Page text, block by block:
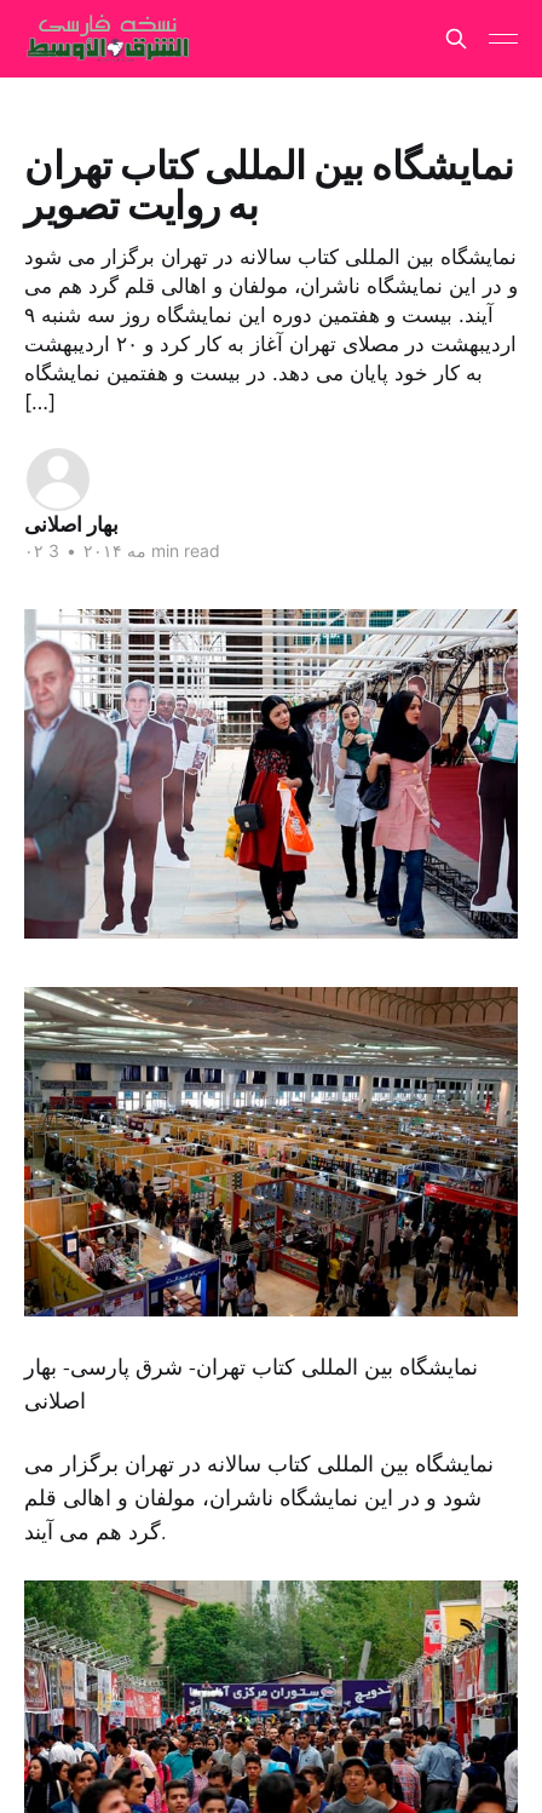
نمایشگاه بین المللی کتاب تهران
به روایت تصویر
نمایشگاه بین المللی کتاب سالانه در تهران برگزار می شود
و در این نمایشگاه ناشران، مولفان و اهالی قلم گرد هم می
آیند. بیست و هفتمین دوره این نمایشگاه روز سه شنبه ۹
اردیبهشت در مصلای تهران آغاز به کار کرد و ۲۰ اردیبهشت
به کار خود پایان می دهد. در بیست و هفتمین نمایشگاه
[…]
بهار اصلانی
۰۲ مه ۲۰۱۴ • 3 min read
نمایشگاه بین المللی کتاب تهران- شرق پارسی- بهار
اصلانی
نمایشگاه بین المللی کتاب سالانه در تهران برگزار می
شود و در این نمایشگاه ناشران، مولفان و اهالی قلم
گرد هم می آیند.